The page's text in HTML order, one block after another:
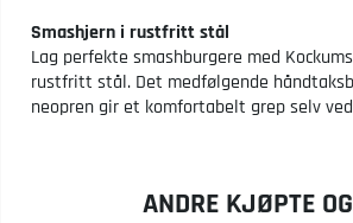
Smashjern i rustfritt stål
Lag perfekte smashburgere med
rustfritt stål. Det medfølgende
neopren gir et komfortabelt grep selv
ANDRE KJØPTE